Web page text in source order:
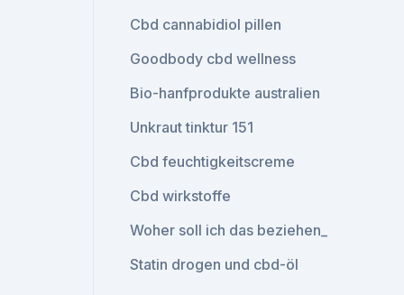
Cbd cannabidiol pillen
Goodbody cbd wellness
Bio-hanfprodukte australien
Unkraut tinktur 151
Cbd feuchtigkeitscreme
Cbd wirkstoffe
Woher soll ich das beziehen_
Statin drogen und cbd-öl